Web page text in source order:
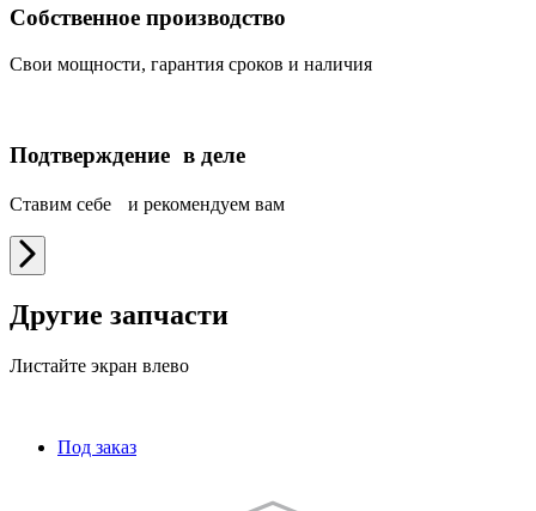
Собственное производство
Свои мощности, гарантия сроков и наличия
Подтверждение в деле
Ставим себе и рекомендуем вам
Другие запчасти
Листайте экран влево
Под заказ